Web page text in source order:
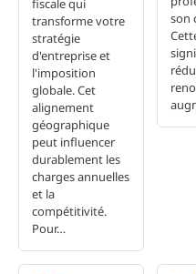
fiscale qui
transforme votre
stratégie
d'entreprise et
l'imposition
globale. Cet
alignement
géographique
peut influencer
durablement les
charges annuelles
et la
compétitivité.
Pour…
son